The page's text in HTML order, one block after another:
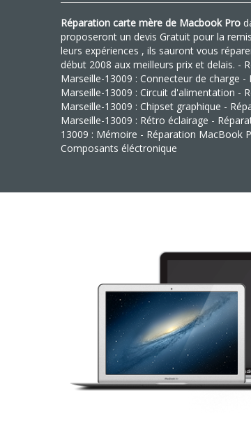
Réparation carte mère de Macbook Pro
proposeront un devis Gratuit pour la
leurs expériences , ils sauront vous
début 2008 aux meilleurs prix et delais. -
Marseille-13009 : Connecteur de charge
Marseille-13009 : Circuit d'alimentation -
Marseille-13009 : Chipset graphique -
Marseille-13009 : Rétro éclairage -
13009 : Mémoire - Réparation MacBook
Composants éléctronique